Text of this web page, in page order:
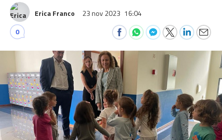
Erica Franco 23 nov 2023 16:04
0